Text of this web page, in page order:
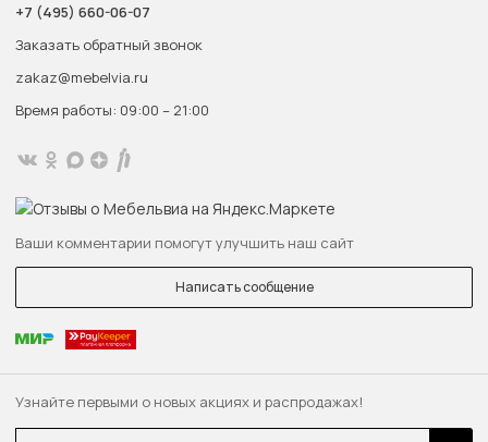
Узнайте первыми о новых акциях и распродажах!
+7 (495) 660-06-07
Заказать обратный звонок
zakaz@mebelvia.ru
Время работы: 09:00 – 21:00
Ваши комментарии помогут улучшить наш сайт
Написать сообщение